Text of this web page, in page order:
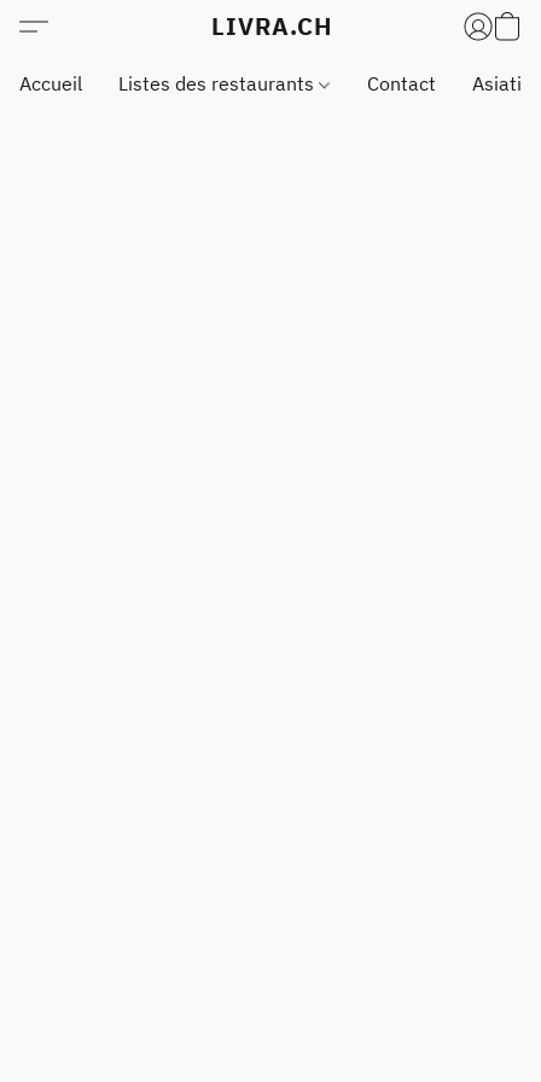
LIVRA.CH
Accueil Listes des restaurants Contact